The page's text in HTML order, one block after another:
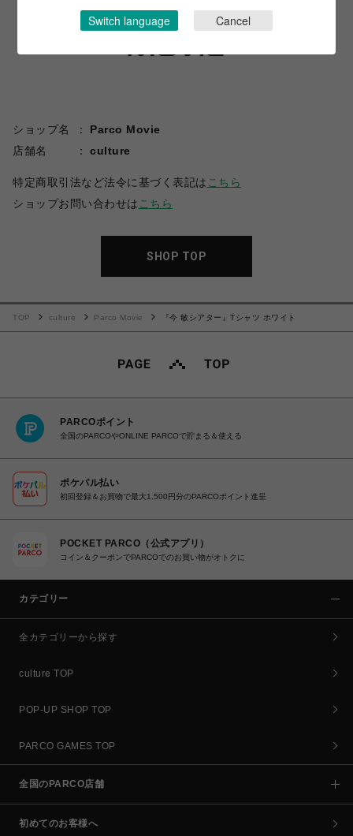
ショップ名
Parco Movie
店舗名
culture
特定商取引法など法令に基づく表記は こちら
ショップお問い合わせは こちら
SHOP TOP
TOP culture Parco Movie 『今 敏シアター』Tシャツ ホワイト
PARCOポイント
全国のPARCOやONLINE PARCOで貯まる＆使える
ポケパル払い
初回登録＆お買物で最大1,500円分のPARCOポイント進呈
POCKET PARCO（公式アプリ）
コイン＆クーポンでPARCOでのお買い物がオトクに
カテゴリー
全カテゴリーから探す
culture TOP
POP-UP SHOP TOP
PARCO GAMES TOP
全国のPARCO店舗
初めてのお客様へ
Switch language Cancel